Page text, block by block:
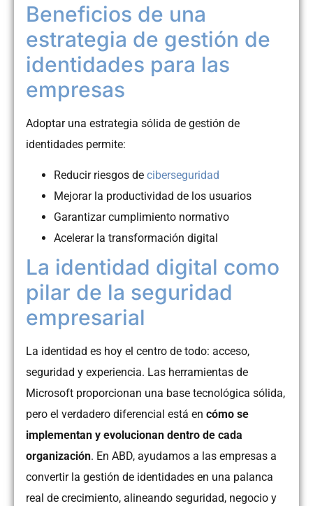
Beneficios de una
estrategia de gestión de
identidades para las
empresas
Adoptar una estrategia sólida de gestión de
identidades permite:
Reducir riesgos de ciberseguridad
Mejorar la productividad de los usuarios
Garantizar cumplimiento normativo
Acelerar la transformación digital
La identidad digital como
pilar de la seguridad
empresarial
La identidad es hoy el centro de todo: acceso,
seguridad y experiencia. Las herramientas de
Microsoft proporcionan una base tecnológica sólida,
pero el verdadero diferencial está en cómo se
implementan y evolucionan dentro de cada
organización. En ABD, ayudamos a las empresas a
convertir la gestión de identidades en una palanca
real de crecimiento, alineando seguridad, negocio y